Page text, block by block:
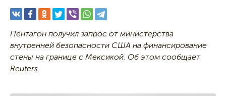
Пентагон получил запрос от министерства
внутренней безопасности США на финансирование
стены на границе с Мексикой. Об этом сообщает
Reuters.